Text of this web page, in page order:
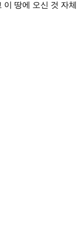
땅에 오신 것 자체